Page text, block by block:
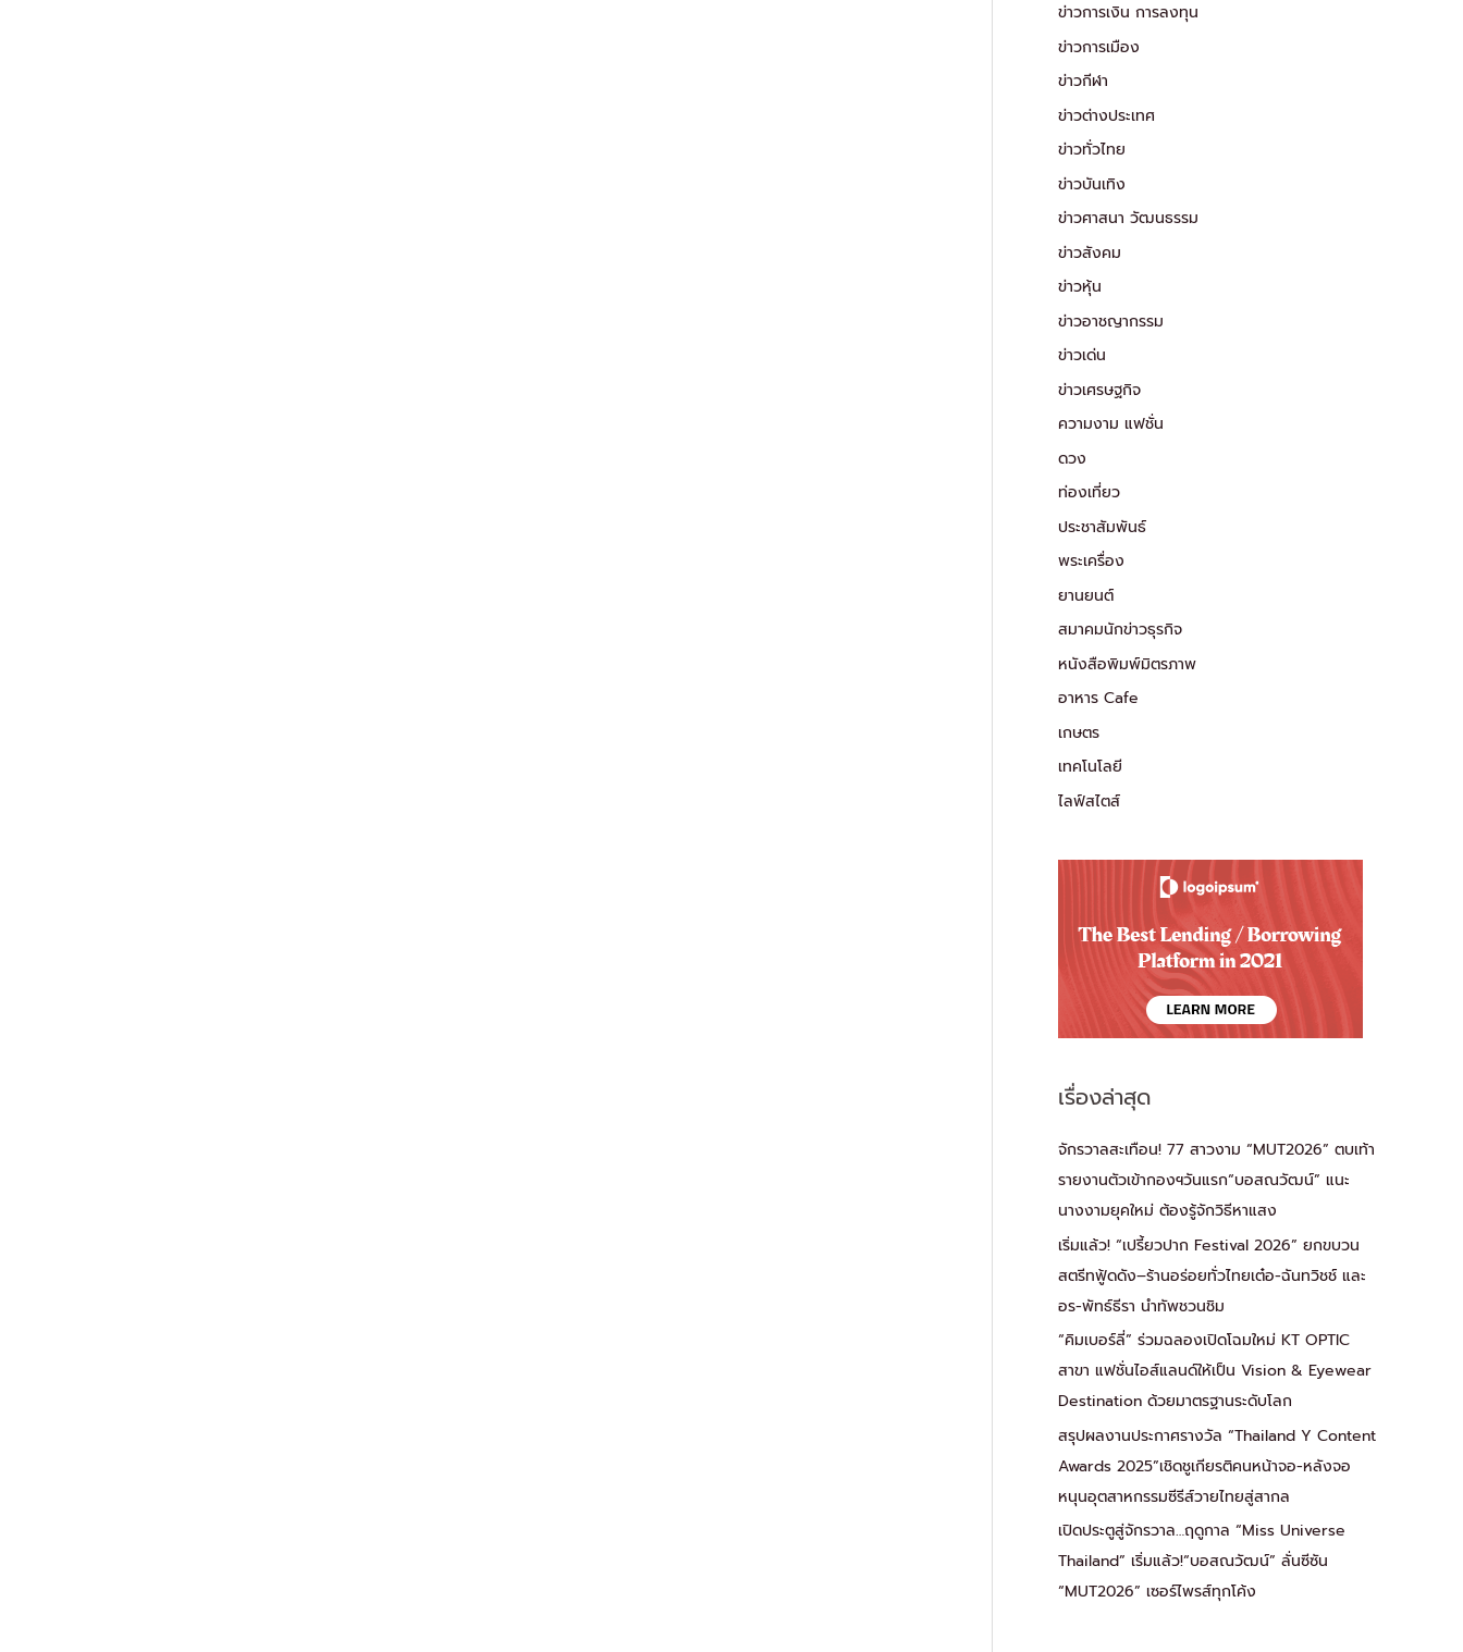
ข่าวการเงิน การลงทุน
ข่าวการเมือง
ข่าวกีฬา
ข่าวต่างประเทศ
ข่าวทั่วไทย
ข่าวบันเทิง
ข่าวศาสนา วัฒนธรรม
ข่าวสังคม
ข่าวหุ้น
ข่าวอาชญากรรม
ข่าวเด่น
ข่าวเศรษฐกิจ
ความงาม แฟชั่น
ดวง
ท่องเที่ยว
ประชาสัมพันธ์
พระเครื่อง
ยานยนต์
สมาคมนักข่าวธุรกิจ
หนังสือพิมพ์มิตรภาพ
อาหาร Cafe
เกษตร
เทคโนโลยี
ไลฟ์สไตส์
เรื่องล่าสุด
จักรวาลสะเทือน! 77 สาวงาม “MUT2026” ตบเท้า
รายงานตัวเข้ากองฯวันแรก“บอสณวัฒน์” แนะ
นางงามยุคใหม่ ต้องรู้จักวิธีหาแสง
เริ่มแล้ว! “เปรี้ยวปาก Festival 2026” ยกขบวน
สตรีทฟู้ดดัง–ร้านอร่อยทั่วไทยเต๋อ-ฉันทวิชช์ และ
อร-พัทธ์ธีรา นำทัพชวนชิม
“คิมเบอร์ลี่” ร่วมฉลองเปิดโฉมใหม่ KT OPTIC
สาขา แฟชั่นไอส์แลนด์ให้เป็น Vision & Eyewear
Destination ด้วยมาตรฐานระดับโลก
สรุปผลงานประกาศรางวัล “Thailand Y Content
Awards 2025”เชิดชูเกียรติคนหน้าจอ-หลังจอ
หนุนอุตสาหกรรมซีรีส์วายไทยสู่สากล
เปิดประตูสู่จักรวาล…ฤดูกาล “Miss Universe
Thailand” เริ่มแล้ว!“บอสณวัฒน์” ลั่นซีซัน
“MUT2026” เซอร์ไพรส์ทุกโค้ง